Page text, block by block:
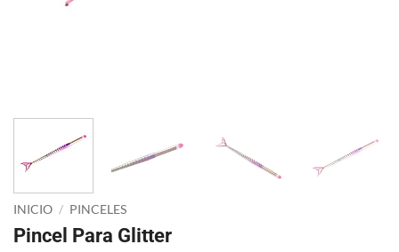
INICIO / PINCELES
Pincel Para Glitter